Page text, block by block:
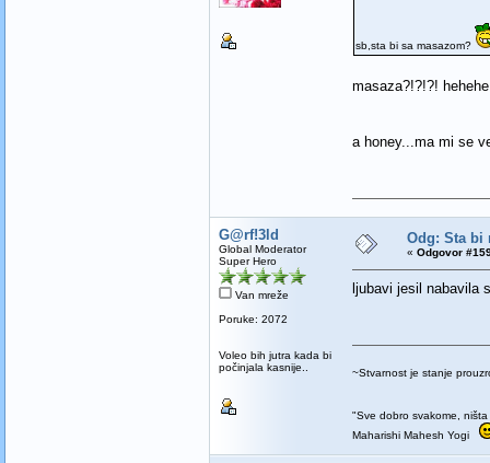
sb,sta bi sa masazom?
masaza?!?!?!
a honey...ma mi se
G@rf!3ld
Global Moderator
Super Hero
Van mreže
Poruke: 2072
Voleo bih jutra kada bi
počinjala kasnije..
Odg: Sta bi
« Odgovor
ljubavi jesil
~Stvarnost je stanje
"Sve dobro svakome,
Maharishi Mahesh Yogi